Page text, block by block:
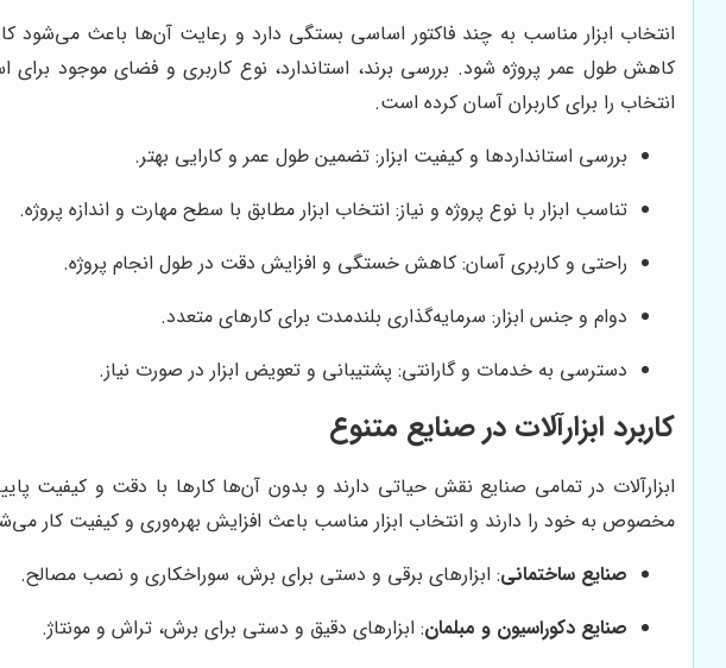
انتخاب ابزار مناسب به چند فاکتور اساسی بستگی دارد و رعایت آن‌ها باعث می‌شود
کاهش طول عمر پروژه شود. بررسی برند، استاندارد، نوع کاربری و فضای موجود برای
انتخاب را برای کاربران آسان کرده است.
بررسی استانداردها و کیفیت ابزار: تضمین طول عمر و کارایی بهتر.
تناسب ابزار با نوع پروژه و نیاز: انتخاب ابزار مطابق با سطح مهارت و اندازه پروژه.
راحتی و کاربری آسان: کاهش خستگی و افزایش دقت در طول انجام پروژه.
دوام و جنس ابزار: سرمایه‌گذاری بلندمدت برای کارهای متعدد.
دسترسی به خدمات و گارانتی: پشتیبانی و تعویض ابزار در صورت نیاز.
کاربرد ابزارآلات در صنایع متنوع
ابزارآلات در تمامی صنایع نقش حیاتی دارند و بدون آن‌ها کارها با دقت و کیفیت
مخصوص به خود را دارند و انتخاب ابزار مناسب باعث افزایش بهره‌وری و کیفیت کار
صنایع ساختمانی: ابزارهای برقی و دستی برای برش، سوراخکاری و نصب مصالح.
صنایع دکوراسیون و مبلمان: ابزارهای دقیق و دستی برای برش، تراش و مونتاژ.